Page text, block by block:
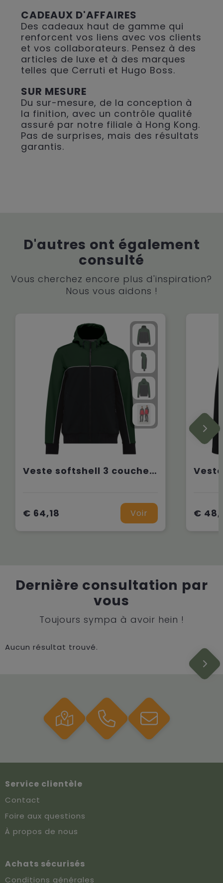
CADEAUX D'AFFAIRES
Des cadeaux haut de gamme qui
renforcent vos liens avec vos clients
et vos collaborateurs. Pensez à des
articles de luxe et à des marques
telles que Cerruti et Hugo Boss.
SUR MESURE
Du sur-mesure, de la conception à
la finition, avec un contrôle qualité
assuré par notre filiale à Hong Kong.
Pas de surprises, mais des résultats
garantis.
D'autres ont également
consulté
Vous cherchez encore plus d'inspiration?
Nous vous aidons !
Veste softshell 3 couches BIONIC-FINISH® ECO unisexe
€ 64,18 Voir €
Dernière consultation par
vous
Toujours sympa à avoir hein !
Aucun résultat trouvé.
Service clientèle
Contact
Foire aux questions
À propos de nous
Achats sécurisés
Conditions générales